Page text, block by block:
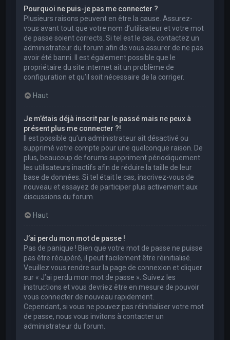
Pourquoi ne puis-je pas me connecter ?
Plusieurs raisons peuvent en être la cause. Assurez-
vous avant tout que votre nom d’utilisateur et votre mot
de passe soient corrects. Si tel est le cas, contactez un
administrateur du forum afin de vous assurer de ne pas
avoir été banni. Il est également possible que le
propriétaire du site internet ait un problème de
configuration et qu’il soit nécessaire de la corriger.
Haut
Je m’étais déjà inscrit par le passé mais ne peux à
présent plus me connecter ?!
Il est possible qu’un administrateur ait désactivé ou
supprimé votre compte pour une quelconque raison. De
plus, beaucoup de forums suppriment périodiquement
les utilisateurs inactifs afin de réduire la taille de leur
base de données. Si tel était le cas, inscrivez-vous de
nouveau et essayez de participer plus activement aux
discussions du forum.
Haut
J’ai perdu mon mot de passe !
Pas de panique ! Bien que votre mot de passe ne puisse
pas être récupéré, il peut facilement être réinitialisé.
Veuillez vous rendre sur la page de connexion et cliquer
sur « J’ai perdu mon mot de passe ». Suivez les
instructions et vous devriez être en mesure de pouvoir
vous connecter de nouveau rapidement.
Cependant, si vous ne pouvez pas réinitialiser votre mot
de passe, nous vous invitons à contacter un
administrateur du forum.